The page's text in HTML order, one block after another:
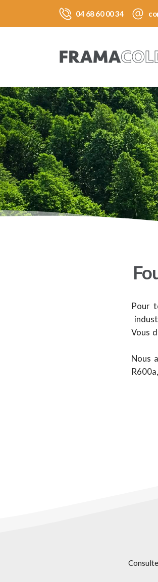
04 68 60 00 34
Pour
Vous
Nous